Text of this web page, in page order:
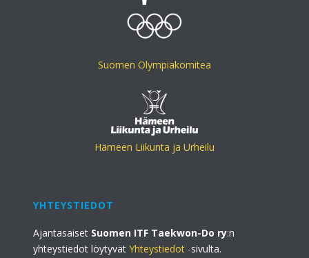
Suomen Olympiakomitea
Hämeen Liikunta ja Urheilu
YHTEYSTIEDOT
Ajantasaiset Suomen ITF Taekwon-Do ry:n
yhteystiedot löytyvätYhteystiedot -sivulta.